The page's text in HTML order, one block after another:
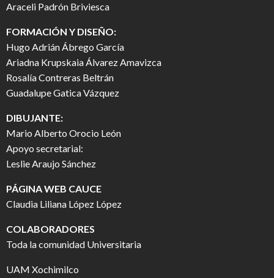
Araceli Padrón Briviesca
FORMACIÓN Y DISEÑO:
Hugo Adrián Ábrego García
Ariadna Krupskaia Álvarez Amavizca
Rosalía Contreras Beltrán
Guadalupe Gatica Vázquez
DIBUJANTE:
Mario Alberto Orocio León
Apoyo secretarial:
Leslie Araujo Sánchez
PÁGINA WEB CAUCE
Claudia Liliana López López
COLABORADORES
Toda la comunidad Universitaria
UAM Xochimilco